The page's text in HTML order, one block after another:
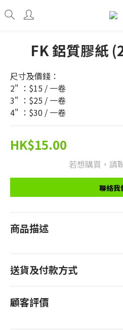
FK 鋁質膠紙
尺寸及價錢：
2" ：$15 / 一卷
3" ：$25 / 一卷
4" ：$30 / 一卷
HK$15.00
若想購買，請
聯絡我
商品描述
送貨及付款方式
顧客評價